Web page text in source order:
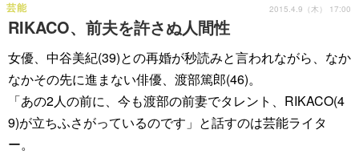
RIKACO、前夫を許さぬ人間性
芸能 2015.4.9（木） 17:00
女優、中谷美紀(39)との再婚が秒読みと言われながら、なか
なかその先に進まない俳優、渡部篤郎(46)。
「あの2人の前に、今も渡部の前妻でタレント、RIKACO(4
9)が立ちふさがっているのです」と話すのは芸能ライタ
ー。